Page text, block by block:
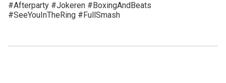
#Afterparty #Jokeren #BoxingAndBeats
#SeeYouInTheRing #FullSmash